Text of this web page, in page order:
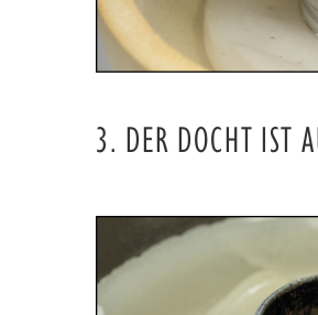
3. DER DOCHT IST